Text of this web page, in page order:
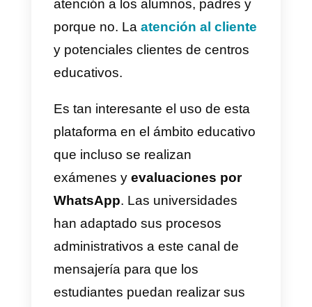
herramientas de comunicación
instantánea se han convertido en
aliados valiosos para mejorar la
destacado como una plataforma
versátil y popular para conectar a
profesores, estudiantes y centros
educativos de manera efectiva y
funcional para la enseñanza, la
atención a los alumnos, padres y